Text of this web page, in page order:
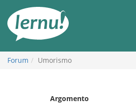
all’indice
Forum Umorismo
Argomento